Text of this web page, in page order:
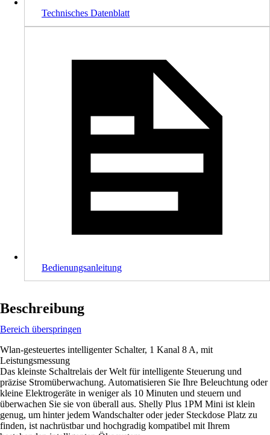
Technisches Datenblatt
Bedienungsanleitung
Beschreibung
Bereich überspringen
Wlan-gesteuertes intelligenter Schalter, 1 Kanal 8 A, mit
Leistungsmessung
Das kleinste Schaltrelais der Welt für intelligente Steuerung und
präzise Stromüberwachung. Automatisieren Sie Ihre Beleuchtung oder
kleine Elektrogeräte in weniger als 10 Minuten und steuern und
überwachen Sie sie von überall aus. Shelly Plus 1PM Mini ist klein
genug, um hinter jedem Wandschalter oder jeder Steckdose Platz zu
finden, ist nachrüstbar und hochgradig kompatibel mit Ihrem